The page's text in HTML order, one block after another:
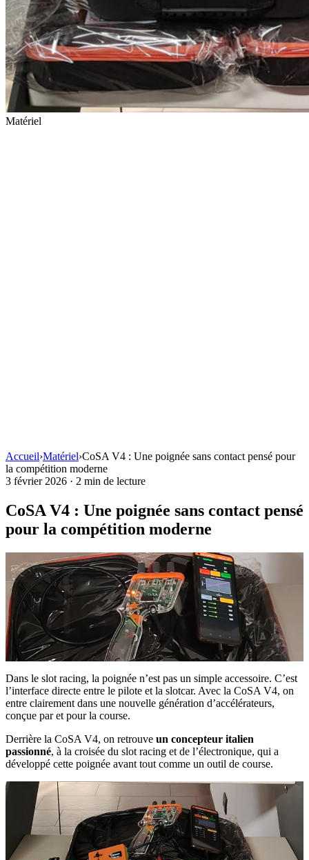
Matériel
Accueil›Matériel›CoSA V4 : Une poignée sans contact pensé pour
la compétition moderne
3 février 2026 · 2 min de lecture
CoSA V4 : Une poignée sans contact pensé
pour la compétition moderne
Dans le slot racing, la poignée n’est pas un simple accessoire. C’est
l’interface directe entre le pilote et la slotcar. Avec la CoSA V4, on
entre clairement dans une nouvelle génération d’accélérateurs,
conçue par et pour la course.
Derrière la CoSA V4, on retrouve un concepteur italien
passionné, à la croisée du slot racing et de l’électronique, qui a
développé cette poignée avant tout comme un outil de course.